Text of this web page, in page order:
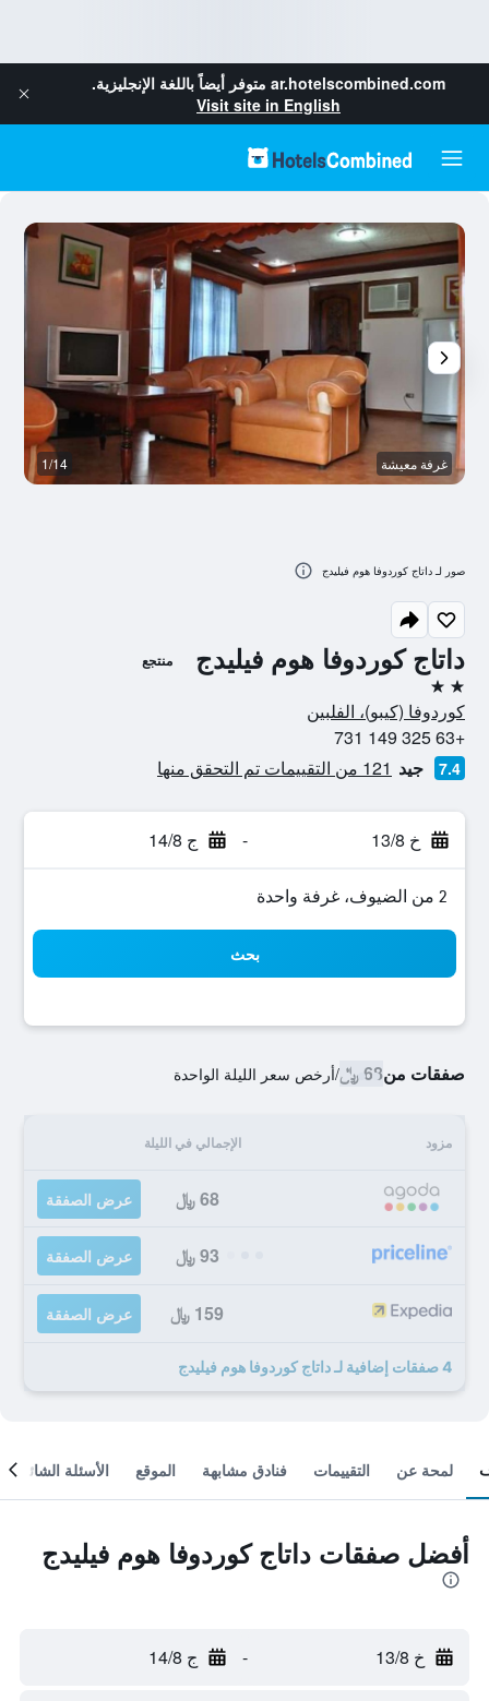
ar.hotelscombined.com متوفر أيضاً باللغة الإنجليزية.
Visit site in English
داتاج كوردوفا هوم فيليدج منتجع
2 نجمتين
كوردوفا (كيبو)، الفلبين
+63 325 149 731
7.4 جيد 121 من التقييمات تم التحقق منها
خ 13/8 - ج 14/8
2 من الضيوف، غرفة واحدة
بحث
صفقات من68 ﷼ /أرخص سعر الليلة الواحدة
مزود الإجمالي في الليلة
68 ﷼ عرض الصفقة
93 ﷼ عرض الصفقة
159 ﷼ عرض الصفقة
4 صفقات إضافية لـ داتاج كوردوفا هوم فيليدج
غرفة معيشة 1/14
صور لـ داتاج كوردوفا هوم فيليدج
لمحة عن التقييمات فنادق مشابهة الموقع الأسئلة الشائعة
أفضل صفقات داتاج كوردوفا هوم فيليدج
خ 13/8 - ج 14/8